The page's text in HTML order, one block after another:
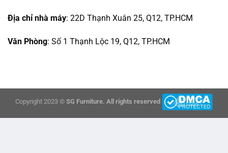
Địa chỉ nhà máy: 22D Thạnh Xuân 25, Q12, TP.HCM
Văn Phòng: Số 1 Thạnh Lộc 19, Q12, TP.HCM
Copyright 2023 © SG Furniture. All rights reserved